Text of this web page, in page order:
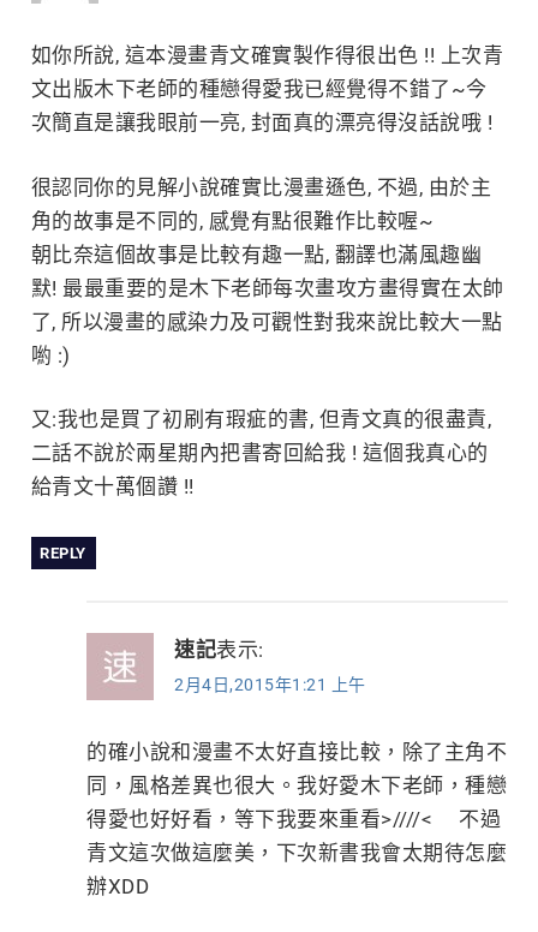
如你所說, 這本漫畫青文確實製作得很出色 !! 上次青
文出版木下老師的種戀得愛我已經覺得不錯了~今
次簡直是讓我眼前一亮, 封面真的漂亮得沒話說哦 !
很認同你的見解小說確實比漫畫遜色, 不過, 由於主
角的故事是不同的, 感覺有點很難作比較喔~
朝比奈這個故事是比較有趣一點, 翻譯也滿風趣幽
默! 最最重要的是木下老師每次畫攻方畫得實在太帥
了, 所以漫畫的感染力及可觀性對我來說比較大一點
喲 :)
又:我也是買了初刷有瑕疵的書, 但青文真的很盡責,
二話不說於兩星期內把書寄回給我 ! 這個我真心的
給青文十萬個讚 !!
REPLY
速記表示:
2月4日,2015年1:21 上午
的確小說和漫畫不太好直接比較，除了主角不
同，風格差異也很大。我好愛木下老師，種戀
得愛也好好看，等下我要來重看>////< 不過
青文這次做這麼美，下次新書我會太期待怎麼
辦XDD